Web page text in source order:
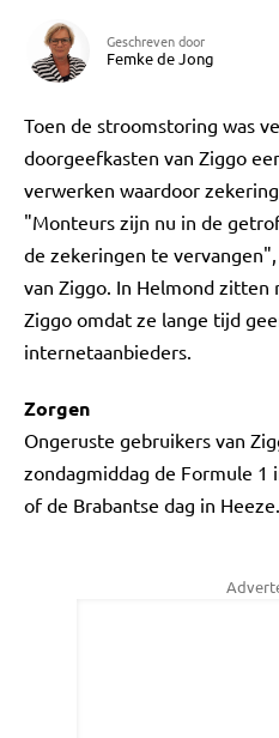
Geschreven door
Femke de Jong
Toen de stroomstoring was
doorgeefkasten van Ziggo
verwerken waardoor
"Monteurs zijn nu in de
de zekeringen te
van Ziggo. In Helmond
Ziggo omdat ze lange tijd
internetaanbieders.
Zorgen
Ongeruste gebruikers van
zondagmiddag de Formule 1
of de Brabantse dag in Heeze.